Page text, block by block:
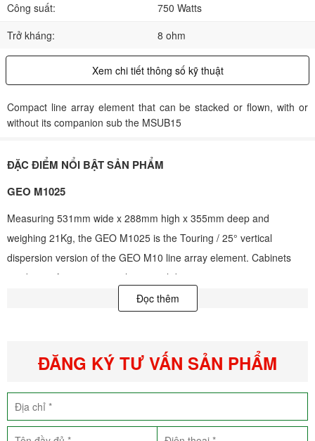
Công suất:
750 Watts
Trở kháng:
8 ohm
Xem chi tiết thông số kỹ thuật
Compact line array element that can be stacked or flown, with or
without its companion sub the MSUB15
ĐẶC ĐIỂM NỔI BẬT SẢN PHẨM
GEO M1025
Measuring 531mm wide x 288mm high x 355mm deep and
weighing 21Kg, the GEO M1025 is the Touring / 25° vertical
dispersion version of the GEO M10 line array element. Cabinets
can be set for 80° or 120° horizontal dispersion using magnetic
flanges in the waveguide, with no tools required. Cabinets
the rear and sides. GEO M10 is available in black, white or custom
KEY FEATURES
Compact line array element that can be stacked or flown, with
Đọc thêm
ĐĂNG KÝ TƯ VẤN SẢN PHẨM